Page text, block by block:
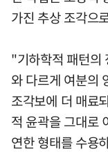
가진 추상 조각으
"기하학적 패턴의
와 다르게 여분의
조각보에 더 매료
적 윤곽을 그대로
연한 형태를 수용